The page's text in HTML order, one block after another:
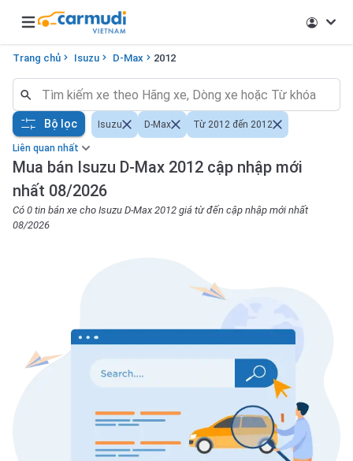
Open main menu
Trang chủ Isuzu D-Max 2012
Liên quan nhất
Mua bán Isuzu D-Max 2012 cập nhập mới
nhất 08/2026
Có 0 tin bán xe cho Isuzu D-Max 2012 giá từ đến cập nhập mới nhất
08/2026
Bộ lọc Isuzu D-Max Từ 2012 đến 2012